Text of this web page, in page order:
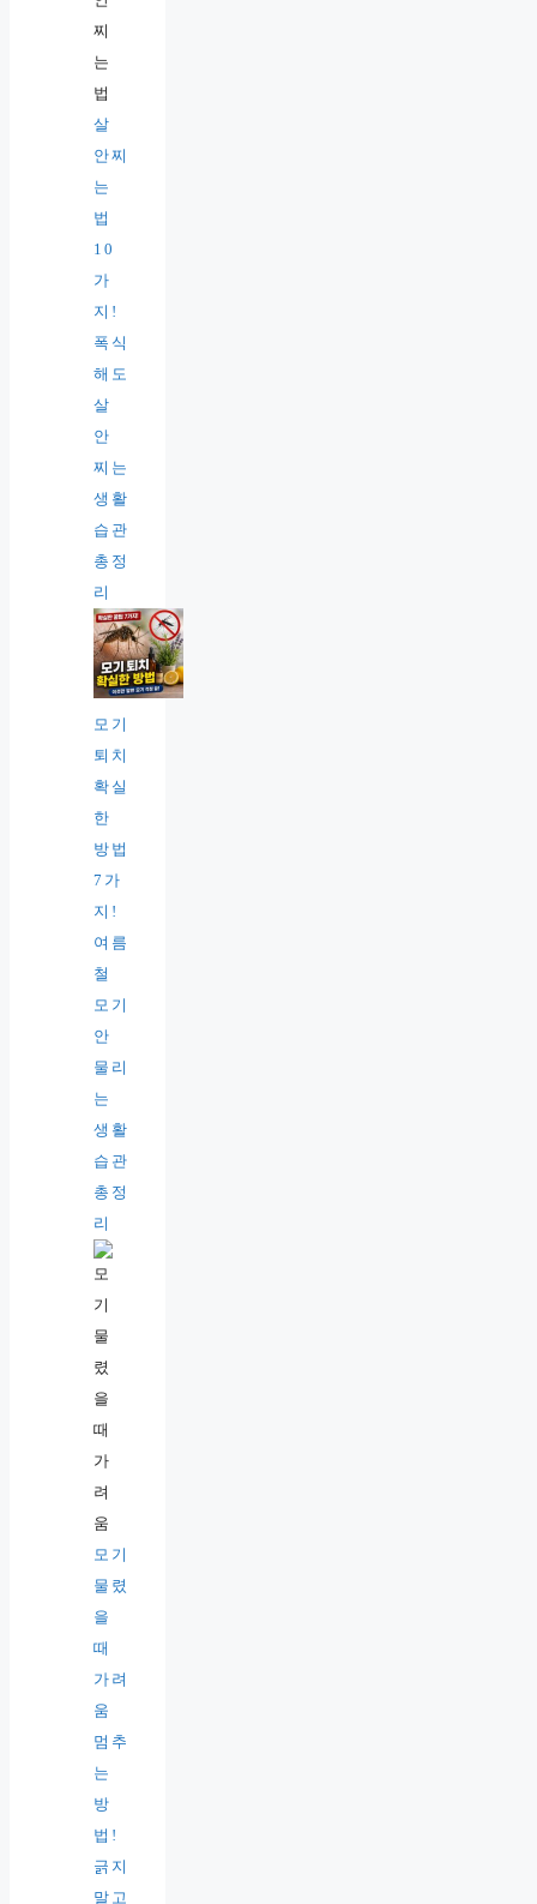
살
안찌
는
법
10
가
지!
폭식
해도
살
안
찌는
생활
습관
총정
리
모기
퇴치
확실
한
방법
7가
지!
여름
철
모기
안
물리
는
생활
습관
총정
리
모기
물렸
을
때
가려
움
멈추
는
방
법!
긁지
말고